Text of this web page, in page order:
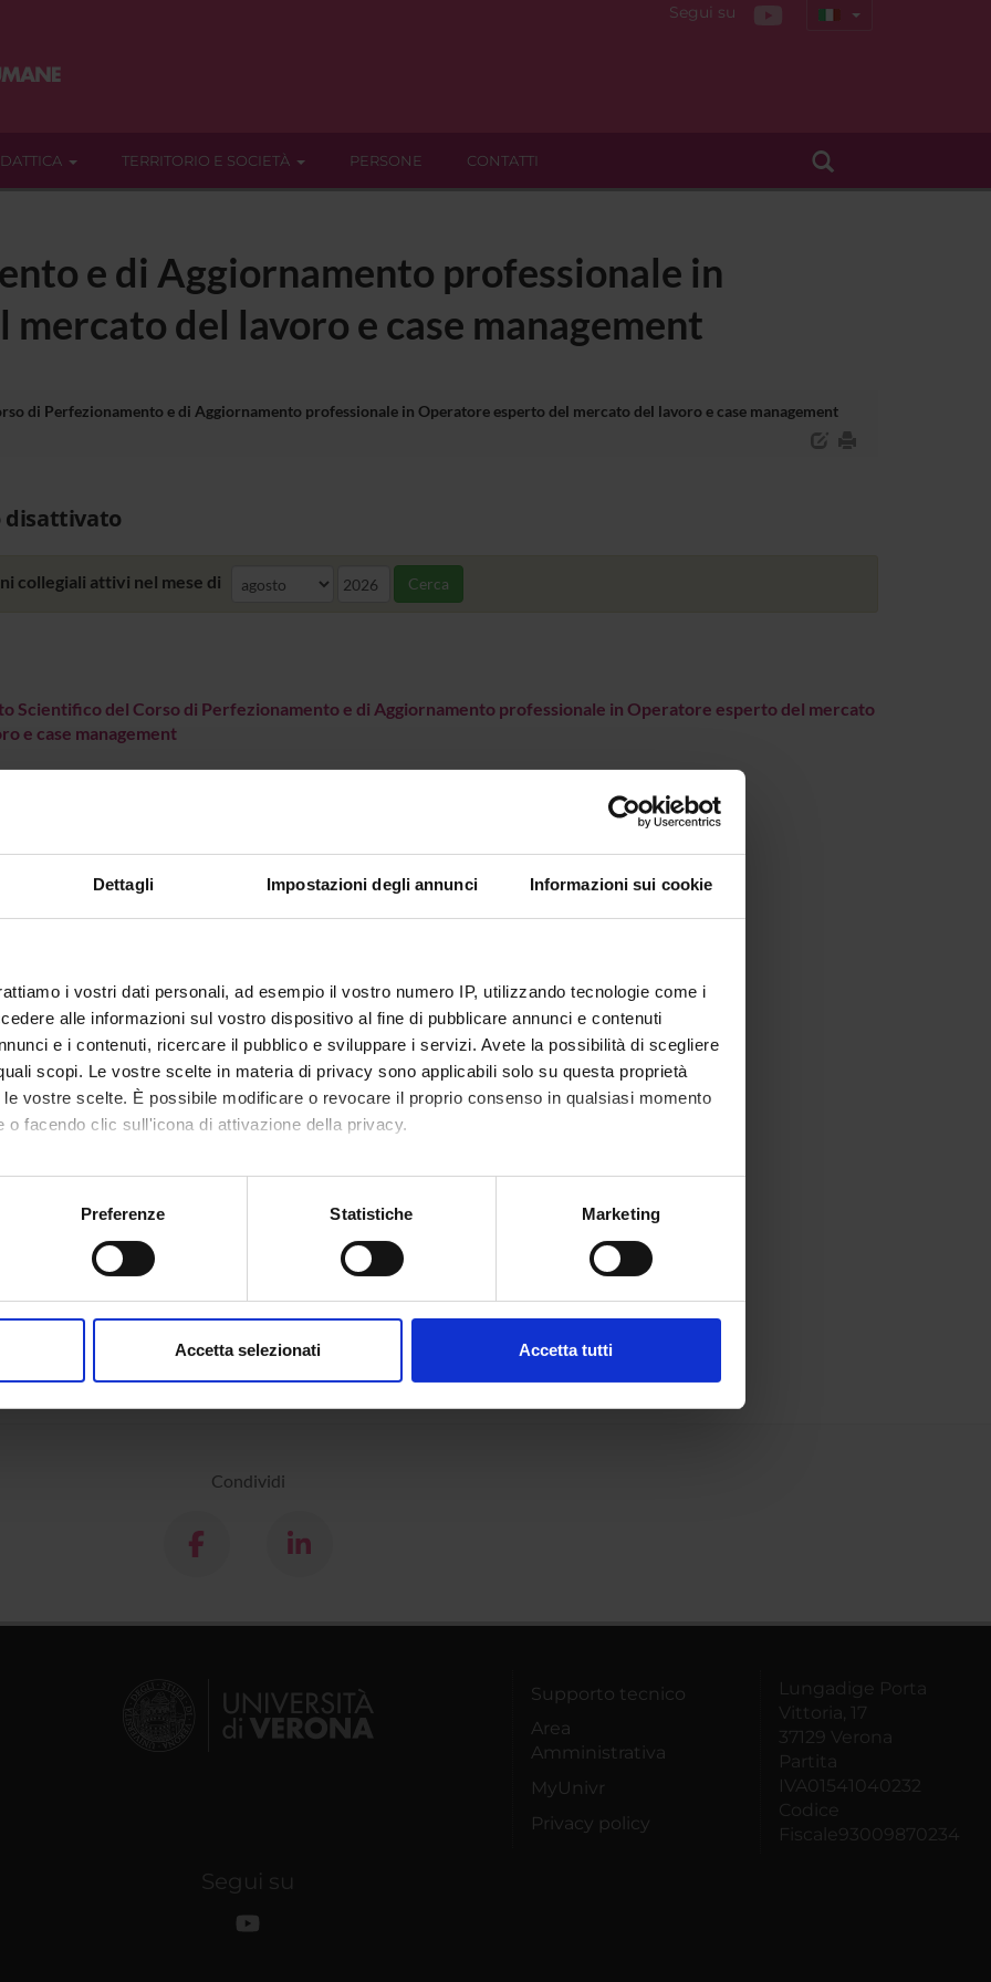
Dettagli Impostazioni degli annunci Informazioni sui cookie
i vostri dati personali, ad esempio il vostro numero IP, utilizzando tecnologie come i
alle informazioni sul vostro dispositivo al fine di pubblicare annunci e contenuti
e i contenuti, ricercare il pubblico e sviluppare i servizi. Avete la possibilità di scegliere
scopi. Le vostre scelte in materia di privacy sono applicabili solo su questa proprietà
vostre scelte. È possibile modificare o revocare il proprio consenso in qualsiasi momento
o facendo clic sull'icona di attivazione della privacy.
anche:
sulla tua posizione geografica, con un'approssimazione di qualche metro,
in qualsiasi momento dalla Dichiarazione sui cookie.
Preferenze Statistiche Marketing
Accetta selezionati Accetta tutti
Segui su
TERRITORIO E SOCIETÀ PERSONE CONTATTI
e di Aggiornamento professionale in
del lavoro e case management
di Perfezionamento e di Aggiornamento professionale in Operatore esperto del mercato del lavoro e case management
disattivato
collegiali attivi nel mese di Cerca
Scientifico del Corso di Perfezionamento e di Aggiornamento professionale in Operatore esperto del mercato
e case management
Condividi
Supporto tecnico
Area
Amministrativa
MyUnivr
Privacy policy
Lungadige Porta
Vittoria, 17
37129 Verona
Partita
IVA01541040232
Codice
Fiscale93009870234
Segui su